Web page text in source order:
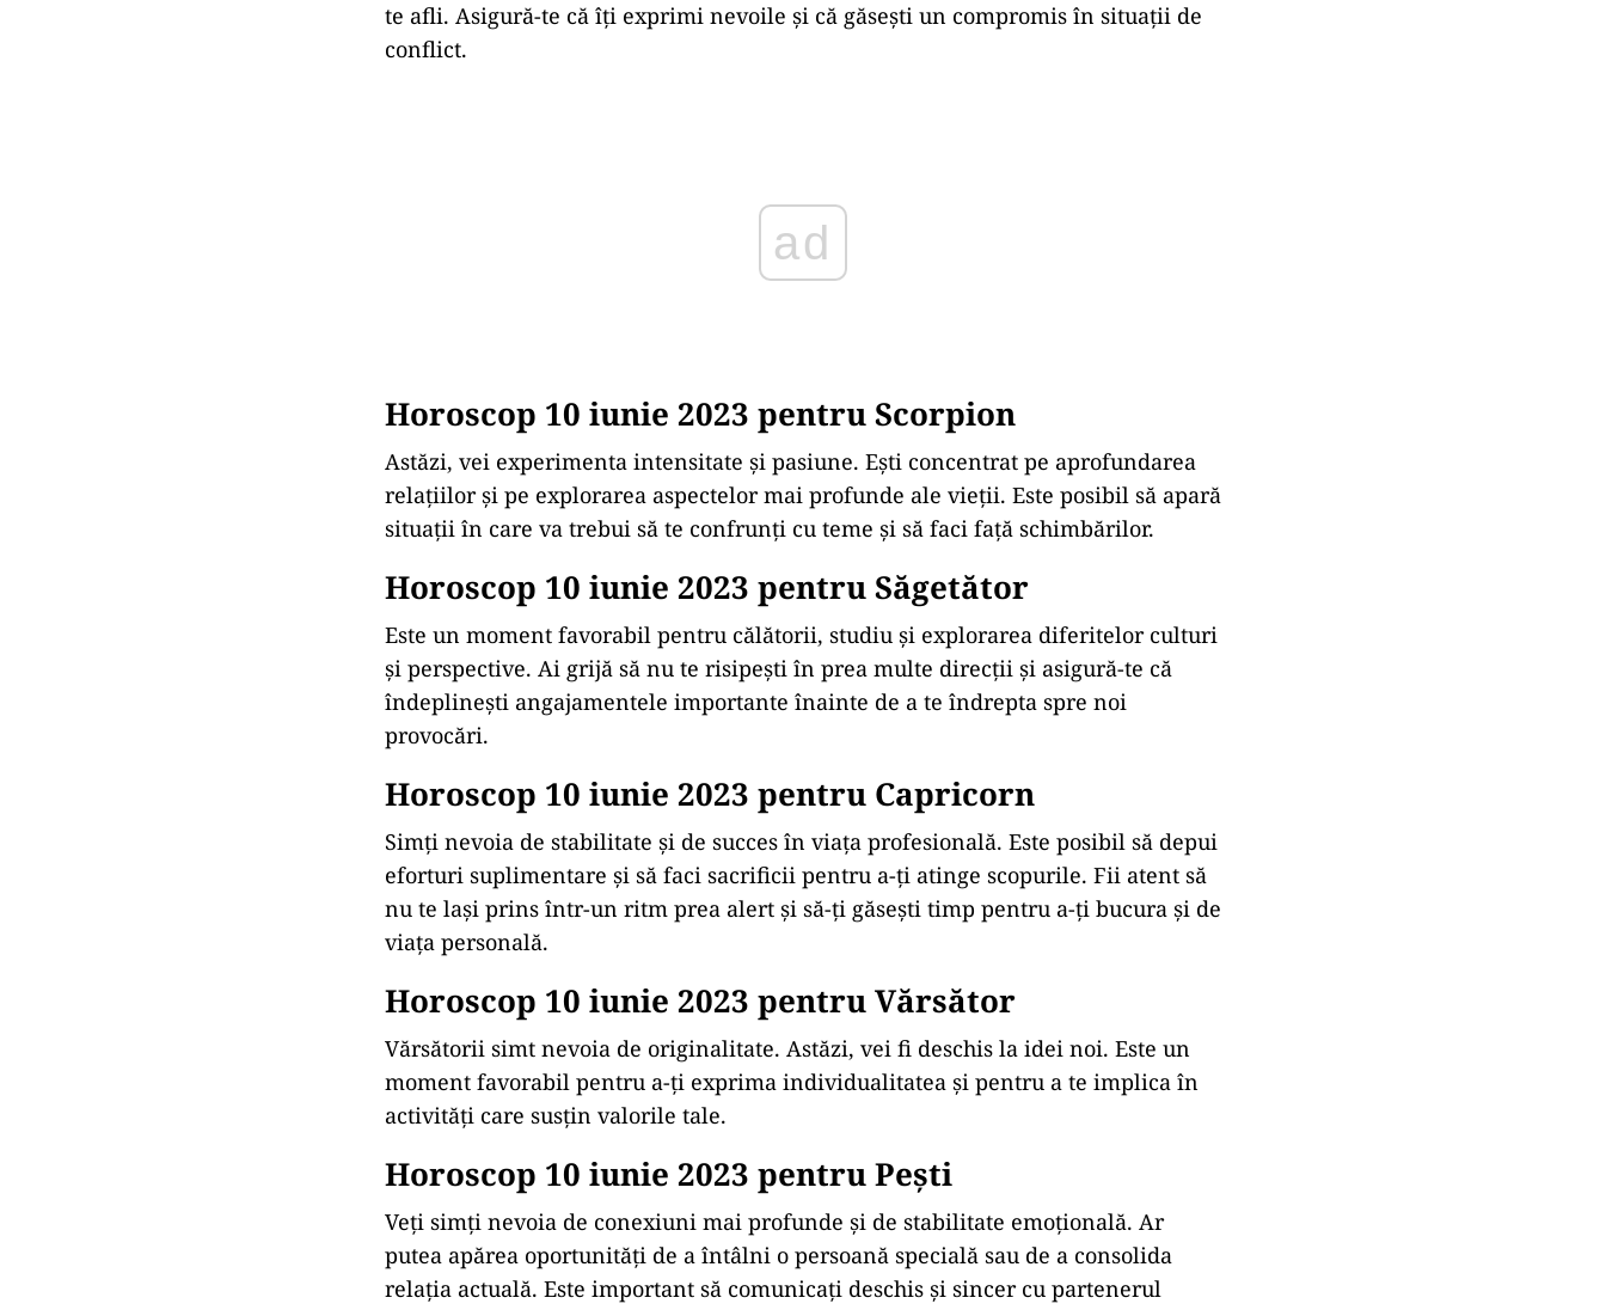
te afli. Asigură-te că îți exprimi nevoile și că găsești un compromis în situații de
conflict.
ad
Horoscop 10 iunie 2023 pentru Scorpion
Astăzi, vei experimenta intensitate și pasiune. Eşti concentrat pe aprofundarea
relațiilor și pe explorarea aspectelor mai profunde ale vieții. Este posibil să apară
situații în care va trebui să te confrunți cu teme și să faci față schimbărilor.
Horoscop 10 iunie 2023 pentru Săgetător
Este un moment favorabil pentru călătorii, studiu și explorarea diferitelor culturi
și perspective. Ai grijă să nu te risipești în prea multe direcții și asigură-te că
îndeplineşti angajamentele importante înainte de a te îndrepta spre noi
provocări.
Horoscop 10 iunie 2023 pentru Capricorn
Simți nevoia de stabilitate și de succes în viața profesională. Este posibil să depui
eforturi suplimentare și să faci sacrificii pentru a-ți atinge scopurile. Fii atent să
nu te lași prins într-un ritm prea alert și să-ți găsești timp pentru a-ți bucura și de
viața personală.
Horoscop 10 iunie 2023 pentru Vărsător
Vărsătorii simt nevoia de originalitate. Astăzi, vei fi deschis la idei noi. Este un
moment favorabil pentru a-ți exprima individualitatea și pentru a te implica în
activități care susțin valorile tale.
Horoscop 10 iunie 2023 pentru Peşti
Veți simți nevoia de conexiuni mai profunde și de stabilitate emoțională. Ar
putea apărea oportunități de a întâlni o persoană specială sau de a consolida
relația actuală. Este important să comunicați deschis și sincer cu partenerul